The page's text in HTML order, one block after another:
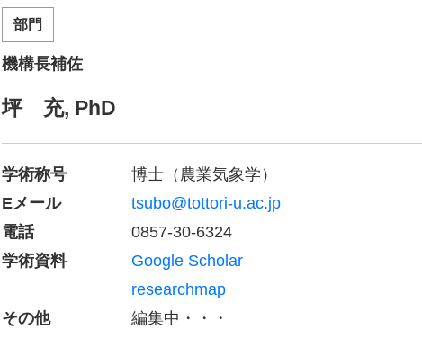
部門
機構長補佐
坪 充, PhD
学術称号
博士（農業気象学）
Eメール
tsubo@tottori-u.ac.jp
電話
0857-30-6324
学術資料
Google Scholar
researchmap
その他
編集中・・・